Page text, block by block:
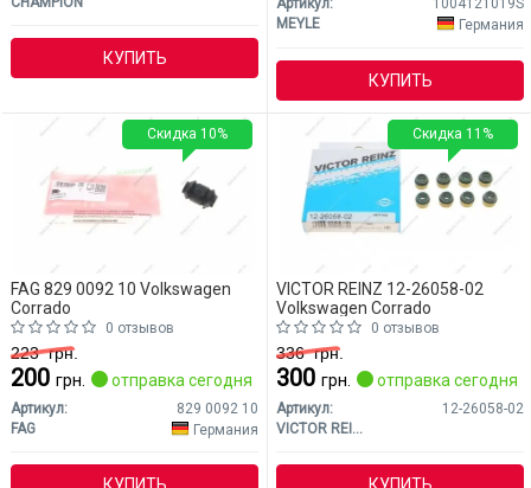
КУПИТЬ
Артикул:
1004121019S
MEYLE
Германия
КУПИТЬ
FAG 829 0092 10 Volkswagen
Corrado
0 отзывов
223грн.
200 грн. отправка сегодня
Артикул:
829 0092 10
FAG
Германия
Скидка 10%
VICTOR REINZ 12-26058-02
Volkswagen Corrado
0 отзывов
336грн.
300 грн. отправка сегодня
Артикул:
12-26058-02
VICTOR REINZ
КУПИТЬ
Скидка 11%